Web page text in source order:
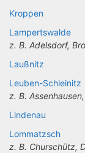
Kroppen
Lampertswalde
z. B. Adelsdorf,
Laußnitz
Leuben-Schleinitz
z. B.
Lindenau
Lommatzsch
z. B. Churschütz,